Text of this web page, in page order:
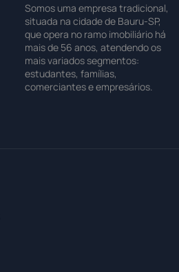
Somos uma empresa tradicional,
situada na cidade de Bauru-SP,
que opera no ramo imobiliário há
mais de 56 anos, atendendo os
mais variados segmentos:
estudantes, famílias,
comerciantes e empresários.